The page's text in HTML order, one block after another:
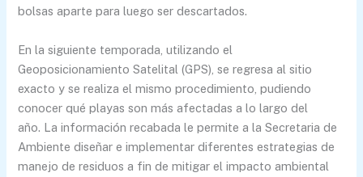
bolsas aparte para luego ser descartados.
En la siguiente temporada, utilizando el
Geoposicionamiento Satelital (GPS), se regresa al sitio
exacto y se realiza el mismo procedimiento, pudiendo
conocer qué playas son más afectadas a lo largo del
año. La información recabada le permite a la Secretaria de
Ambiente diseñar e implementar diferentes estrategias de
manejo de residuos a fin de mitigar el impacto ambiental